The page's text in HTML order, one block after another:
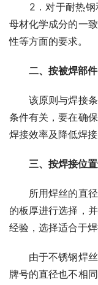
2．对于耐热钢
母材化学成分的一
性等方面的要求。
二、按被焊部
该原则与焊接条
条件有关，要在确
焊接效率及降低焊接
三、按焊接位
所用焊丝的直径
的板厚进行选择，
经验，选择适合于
由于不锈钢焊丝
牌号的直径也不相